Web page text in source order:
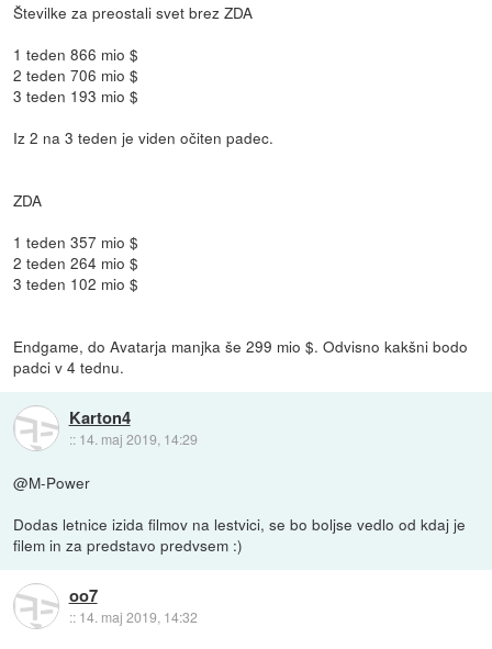
Številke za preostali svet brez ZDA
1 teden 866 mio $
2 teden 706 mio $
3 teden 193 mio $
Iz 2 na 3 teden je viden očiten padec.
ZDA
1 teden 357 mio $
2 teden 264 mio $
3 teden 102 mio $
Endgame, do Avatarja manjka še 299 mio $. Odvisno kakšni bodo
padci v 4 tednu.
Karton4
:: 14. maj 2019, 14:29
@M-Power
Dodas letnice izida filmov na lestvici, se bo boljse vedlo od kdaj je
filem in za predstavo predvsem :)
oo7
:: 14. maj 2019, 14:32